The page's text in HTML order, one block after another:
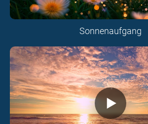
Sonnenaufgang